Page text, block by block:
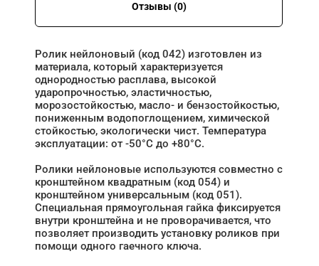
Отзывы (0)
Ролик нейлоновый (код 042) изготовлен из
материала, который характеризуется
однородностью расплава, высокой
ударопрочностью, эластичностью,
морозостойкостью, масло- и бензостойкостью,
пониженным водопоглощением, химической
стойкостью, экологически чист. Температура
эксплуатации: от -50°C до +80°C.
Ролики нейлоновые используются совместно с
кронштейном квадратным (код 054) и
кронштейном универсальным (код 051).
Специальная прямоугольная гайка фиксируется
внутри кронштейна и не проворачивается, что
позволяет производить установку роликов при
помощи одного гаечного ключа.